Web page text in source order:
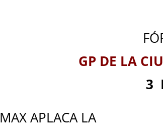
GP DE LA
3
MAX APLACA LA